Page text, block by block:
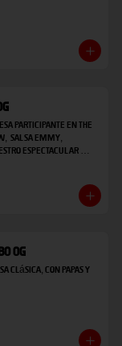
participante en the
salsa EMMY,
espectacular
OG
clásica, con papas y